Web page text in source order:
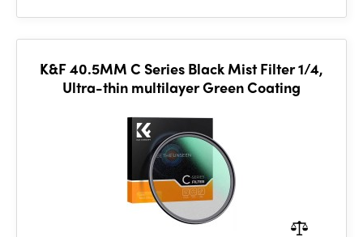
K&F 40.5MM C Series Black Mist Filter 1/4,
Ultra-thin multilayer Green Coating